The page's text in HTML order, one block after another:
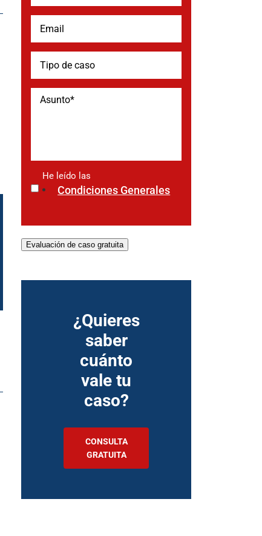
He leído las
Condiciones Generales
Evaluación de caso gratuita
¿Quieres
saber
cuánto
vale tu
caso?
CONSULTA
GRATUITA